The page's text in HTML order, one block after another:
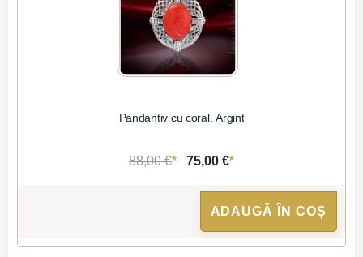
Pandantiv cu coral. Argint
88,00 €* 75,00 €*
ADAUGĂ ÎN COȘ